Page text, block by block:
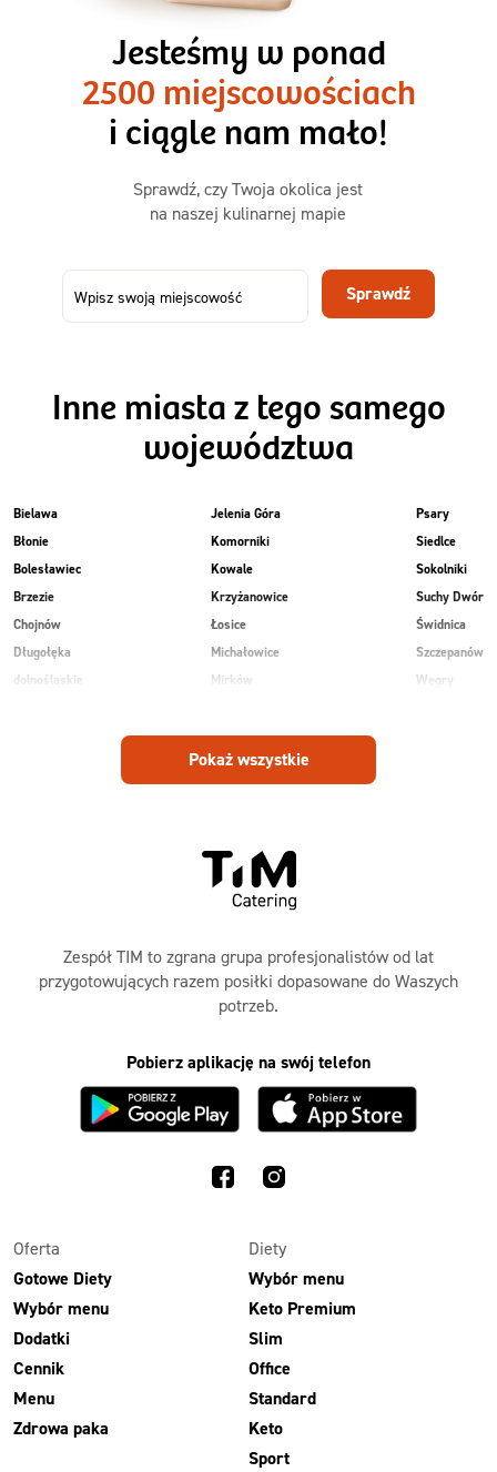
1500kcal - 2250kcal
3 sycące posiłki o większej objętości. Mniej dań,
ta sama wygoda!
50,31 zł
73,99
-32%
Menu
Jesteśmy w ponad
2500 miejscowościach
i ciągle nam mało!
Sprawdź, czy Twoja okolica jest
na naszej kulinarnej mapie
Sprawdź
Inne miasta z tego samego
województwa
Bielawa
Błonie
Bolesławiec
Brzezie
Chojnów
Długołęka
dolnośląskie
Jelenia Góra
Komorniki
Kowale
Krzyżanowice
Łosice
Michałowice
Mirków
Piekary
Piotrowice
Psary
Siedlce
Sokolniki
Suchy Dwór
Świdnica
Szczepanów
Węgry
Pokaż wszystkie
Zespół TIM to zgrana grupa profesjonalistów od lat
przygotowujących razem posiłki dopasowane do Waszych
potrzeb.
Pobierz aplikację na swój telefon
Oferta
Gotowe Diety
Wybór menu
Dodatki
Cennik
Menu
Zdrowa paka
Diety
Wybór menu
Keto Premium
Slim
Office
Standard
Keto
Sport